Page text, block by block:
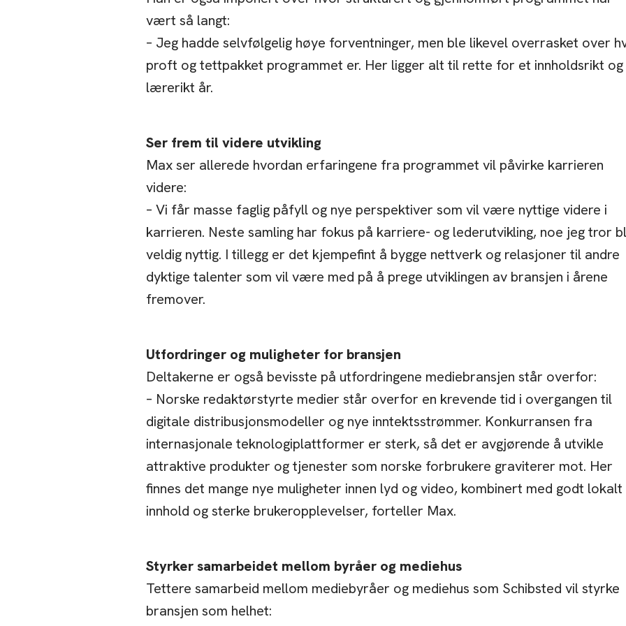
vært så langt:
– Jeg hadde selvfølgelig høye forventninger, men ble likevel overrasket over
proft og tettpakket programmet er. Her ligger alt til rette for et innholdsrikt og
lærerikt år.
Ser frem til videre utvikling
Max ser allerede hvordan erfaringene fra programmet vil påvirke karrieren
videre:
– Vi får masse faglig påfyll og nye perspektiver som vil være nyttige videre i
karrieren. Neste samling har fokus på karriere- og lederutvikling, noe jeg tror
veldig nyttig. I tillegg er det kjempefint å bygge nettverk og relasjoner til andre
dyktige talenter som vil være med på å prege utviklingen av bransjen i årene
fremover.
Utfordringer og muligheter for bransjen
Deltakerne er også bevisste på utfordringene mediebransjen står overfor:
– Norske redaktørstyrte medier står overfor en krevende tid i overgangen til
digitale distribusjonsmodeller og nye inntektsstrømmer. Konkurransen fra
internasjonale teknologiplattformer er sterk, så det er avgjørende å utvikle
attraktive produkter og tjenester som norske forbrukere graviterer mot. Her
finnes det mange nye muligheter innen lyd og video, kombinert med godt lokalt
innhold og sterke brukeropplevelser, forteller Max.
Styrker samarbeidet mellom byråer og mediehus
Tettere samarbeid mellom mediebyråer og mediehus som Schibsted vil styrke
bransjen som helhet: